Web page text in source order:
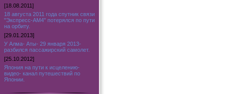
[18.08.2011]
18 августа 2011 года спутник связи
"Экспресс-АМ4" потерялся по пути
на орбиту.
[29.01.2013]
У Алма- Аты- 29 января 2013-
разбился пассажирский самолет.
[25.10.2012]
Япония на пути к исцелению-
видео- канал путешествий по
Японии.